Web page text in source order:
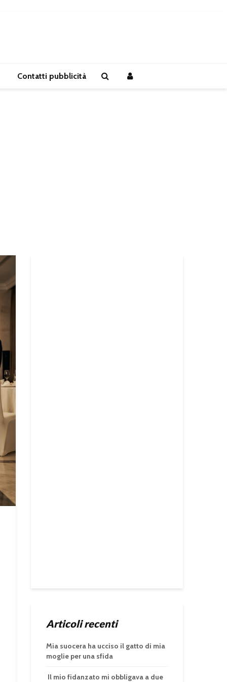
Contatti pubblicità
Articoli recenti
Mia suocera ha ucciso il gatto di mia
moglie per una sfida
Il mio fidanzato mi obbligava a due